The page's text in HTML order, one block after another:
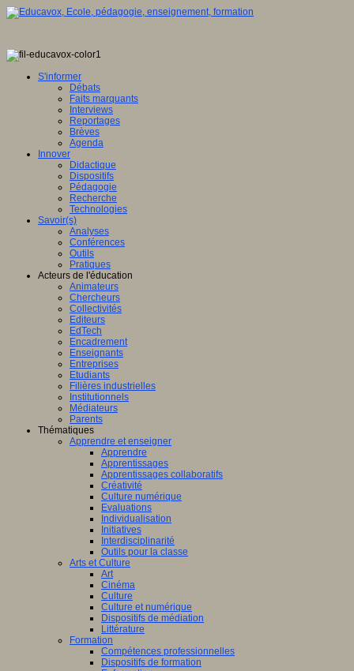
S'informer
Débats
Faits marquants
Interviews
Reportages
Brèves
Agenda
Innover
Didactique
Dispositifs
Pédagogie
Recherche
Technologies
Savoir(s)
Analyses
Conférences
Outils
Pratiques
Acteurs de l'éducation
Animateurs
Chercheurs
Collectivités
Editeurs
EdTech
Encadrement
Enseignants
Entreprises
Etudiants
Filières industrielles
Institutionnels
Médiateurs
Parents
Thématiques
Apprendre et enseigner
Apprendre
Apprentissages
Apprentissages collaboratifs
Créativité
Culture numérique
Evaluations
Individualisation
Initiatives
Interdisciplinarité
Outils pour la classe
Arts et Culture
Art
Cinéma
Culture
Culture et numérique
Dispositifs de médiation
Littérature
Formation
Compétences professionnelles
Dispositifs de formation